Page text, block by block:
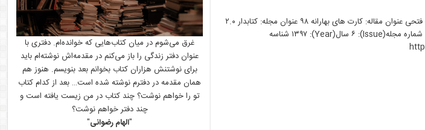
مشخصات استناددهی به این مقاله نویسنده‌(ها): لیلا فتحی عنوان مقاله: کارت های بهارانه ۹۸ عنوان مجله: کتابدار ۲.۰
– (عنوان لاتین: Kitābdār-i 2.0) دوره مجله(Vol): ۴ شماره مجله(Issue): ۶ سال(Year): ۱۳۹۷ شناسه
غرق می‌شوم در میان کتاب‌هایی که خوانده‌ام. دفتری با
عنوان دفتر زندگی را باز می‌کنم در مقدمه‌اش نوشته‌ام باید
برای نوشتنش هزاران کتاب بخوانم بعد بنویسم. هنوز هم
همان مقدمه در دفترم نوشته شده است… بعد از کدام کتاب
تو را خواهم نوشت؟ چند کتاب در من زیست یافته است و
چند دفتر خواهم نوشت؟
"الهام رضوانی"